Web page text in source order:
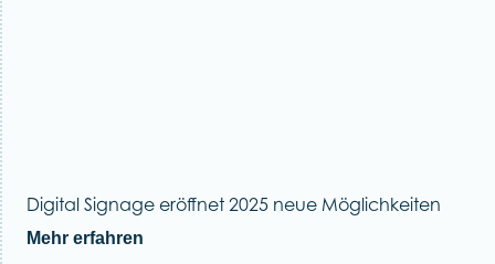
Digital Signage eröffnet 2025 neue Möglichkeiten
Mehr erfahren